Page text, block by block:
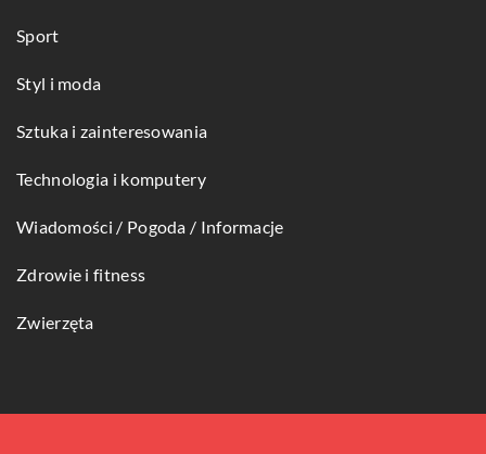
Sport
Styl i moda
Sztuka i zainteresowania
Technologia i komputery
Wiadomości / Pogoda / Informacje
Zdrowie i fitness
Zwierzęta